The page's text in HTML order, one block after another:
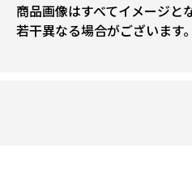
商品画像はすべてイメージと
若干異なる場合がございます。